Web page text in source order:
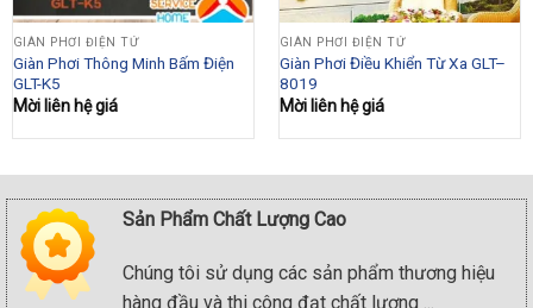
GIÀN PHƠI ĐIỆN TỬ
Giàn Phơi Thông Minh Bấm Điện
GLT-K5
Mời liên hệ giá
GIÀN PHƠI ĐIỆN TỬ
Giàn Phơi Điều Khiển Từ Xa GLT–
8019
Mời liên hệ giá
Sản Phẩm Chất Lượng Cao
Chúng tôi sử dụng các sản phẩm thương hiệu
hàng đầu và thi công đạt chất lượng ...